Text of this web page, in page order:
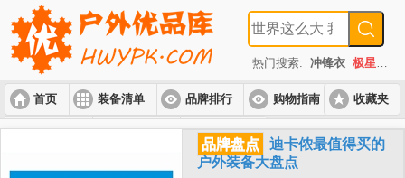
热门搜索: 冲锋衣 极星
首页 装备清单 品牌排行 购物指南
入门套装 进阶套装 高端套装
收藏夹
品牌盘点
迪卡侬最值得买的
户外装备大盘点